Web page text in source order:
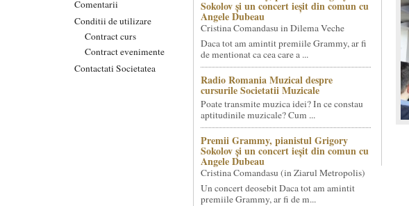
Comentarii
Conditii de utilizare
Contract curs
Contract evenimente
Contactati Societatea
Sokolov și un concert ieșit din comun cu
Angele Dubeau
Cristina Comandasu in Dilema Veche
Daca tot am amintit premiile Grammy, ar fi
de mentionat ca cea care a ...
Radio Romania Muzical despre
cursurile Societatii Muzicale
Poate transmite muzica idei? In ce constau
aptitudinile muzicale? Cum ...
Premii Grammy, pianistul Grigory
Sokolov și un concert ieșit din comun cu
Angele Dubeau
Cristina Comandasu (in Ziarul Metropolis)
Un concert deosebit Daca tot am amintit
premiile Grammy, ar fi de m...